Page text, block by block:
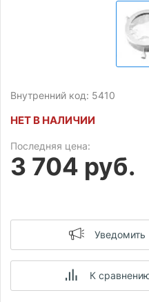
Внутренний код: 5410
НЕТ В НАЛИЧИИ
Последняя цена:
3 704 руб.
Уведомить
К